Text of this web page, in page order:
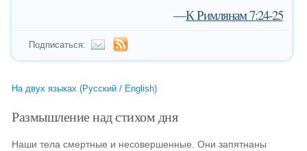
—К Римлянам 7:24-25
Подписаться:
На двух языках (Русский / English)
Размышление над стихом дня
Наши тела смертные и несовершенные. Они запятнаны